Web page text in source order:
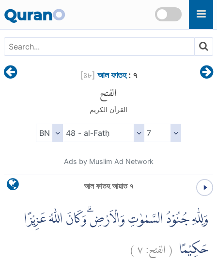
QuranO
[৪৮] আল ফাতহ: ৭
الفتح
القرآن الكريم
Ads by Muslim Ad Network
আল ফাতহ আয়াত ৭
وَلِلّٰهِ جُنُوْدُ السَّمٰوٰتِ وَالْاَرْضِۗ وَكَانَ اللّٰهُ عَزِيْزًا
حَكِيْمًا (الفتح:٧)